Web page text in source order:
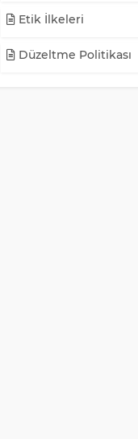
Etik İlkeleri
Düzeltme Politikası